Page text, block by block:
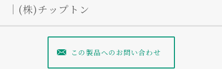
｜(株)チップトン
この製品へのお問い合わせ